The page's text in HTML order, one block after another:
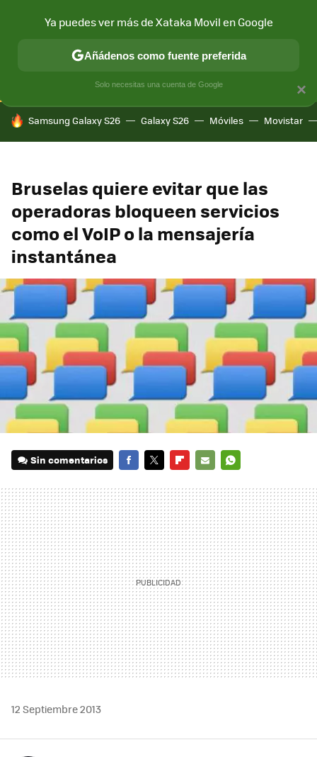
CONECTIVIDAD MÓVIL Y SOCIEDAD APLICACIONES
HOY SE HABLA DE
Samsung Galaxy S26 Galaxy S26 Móviles Movistar
Bruselas quiere evitar que las
operadoras bloqueen servicios
como el VoIP o la mensajería
instantánea
Sin comentarios
MAIL
12 Septiembre 2013
×
Ya puedes ver más de Xataka Movil en Google
Añádenos como fuente preferida
Solo necesitas una cuenta de Google